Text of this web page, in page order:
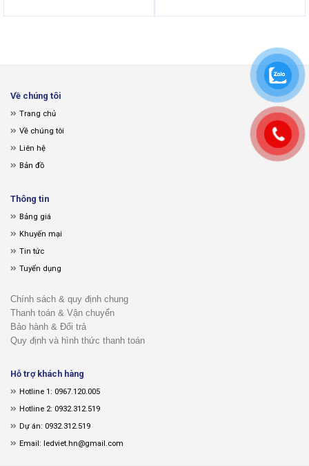
Về chúng tôi
Trang chủ
Về chúng tôi
Liên hệ
Bản đồ
Thông tin
Bảng giá
Khuyến mại
Tin tức
Tuyển dụng
Chính sách & quy định chung
Thanh toán & Vận chuyển
Bảo hành & Đổi trả
Quy định và hình thức thanh toán
Hỗ trợ khách hàng
Hotline 1: 0967.120.005
Hotline 2: 0932.312.519
Dự án: 0932.312.519
Email: ledviet.hn@gmail.com